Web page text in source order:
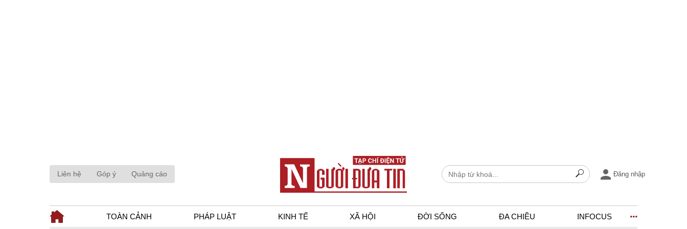
Liên hệ Góp ý Quảng cáo Đăng nhập
TOÀN CẢNH PHÁP LUẬT KINH TẾ XÃ HỘI ĐỜI SỐNG ĐA CHIỀU INFOCUS